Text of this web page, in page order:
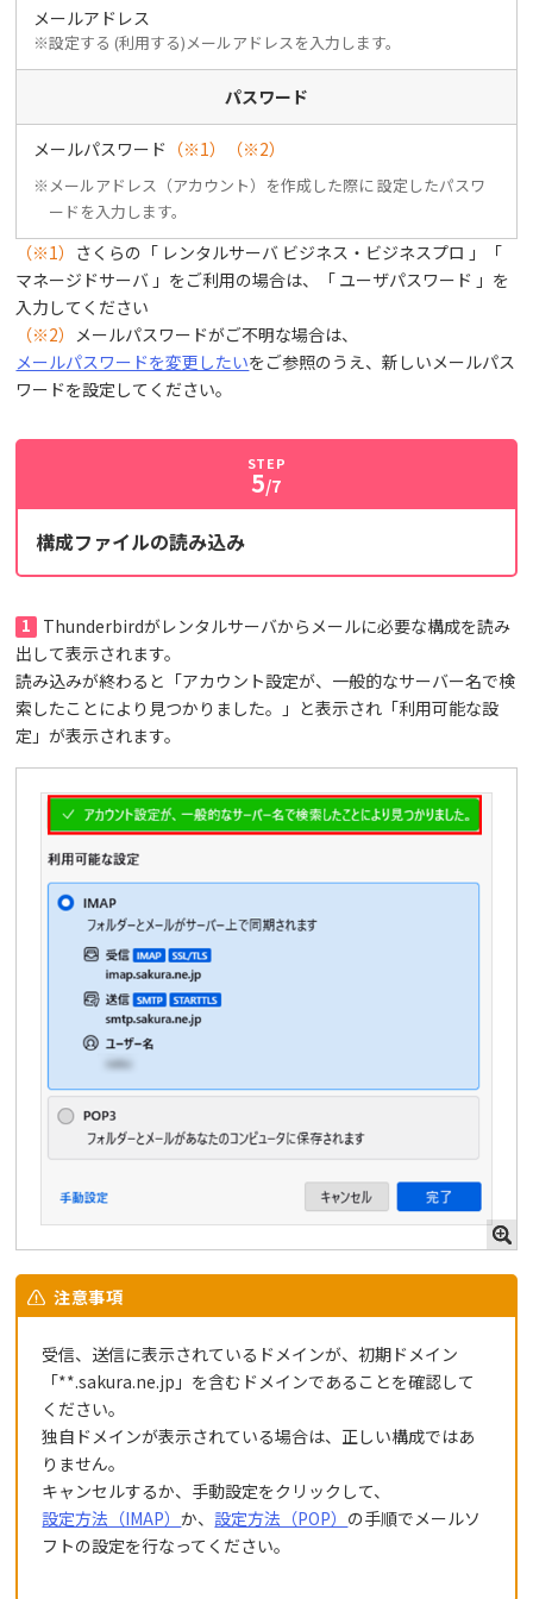
メールアドレス
※設定する (利用する)メールアドレスを入力します。
パスワード
メールパスワード （※1）（※2）
※メールアドレス（アカウント）を作成した際に 設定したパスワ
ードを入力します。
（※1） さくらの「 レンタルサーバ ビジネス・ビジネスプロ 」「
マネージドサーバ 」をご利用の場合は、「 ユーザパスワード 」を
入力してください
（※2）
メールパスワードがご不明な場合は、
メールパスワードを変更したいをご参照のうえ、新しいメールパス
ワードを設定してください。
STEP
5/7
構成ファイルの読み込み
1
Thunderbirdがレンタルサーバからメールに必要な構成を読み
出して表示されます。
読み込みが終わると「アカウント設定が、一般的なサーバー名で検
索したことにより見つかりました。」と表示され「利用可能な設
定」が表示されます。
注意事項
受信、送信に表示されているドメインが、初期ドメイン
「**.sakura.ne.jp」を含むドメインであることを確認して
ください。
独自ドメインが表示されている場合は、正しい構成ではあ
りません。
キャンセルするか、手動設定をクリックして、
設定方法（IMAP）か、 設定方法（POP） の手順でメールソ
フトの設定を行なってください。